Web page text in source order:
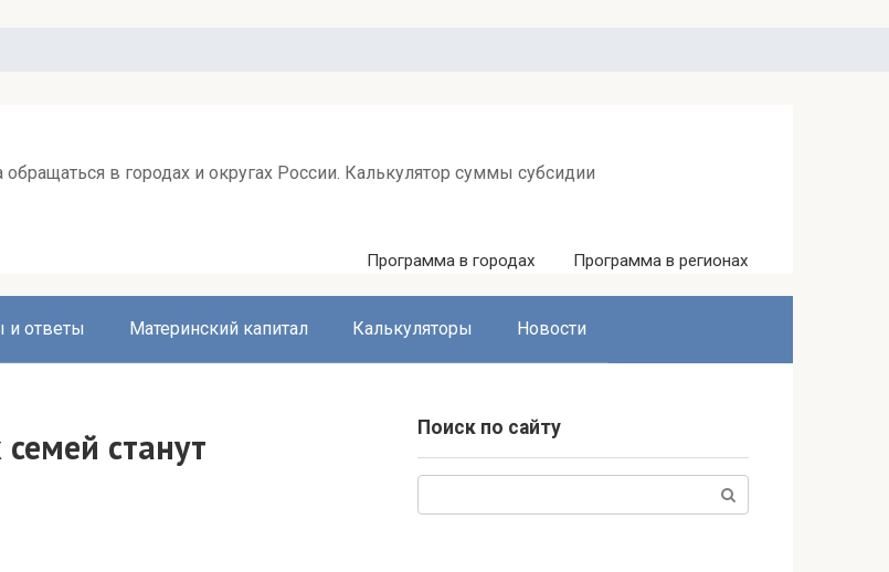
в городах и округах России. Калькулятор суммы субсидии
Программа в городах Программа в регионах
и ответы Материнский капитал Калькуляторы Новости
станут
Поиск по сайту